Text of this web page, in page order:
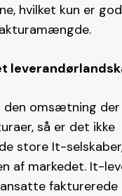
hvilket kun er
den omsætning
så er det ikke
store It-
af markedet. It-
fakturerede